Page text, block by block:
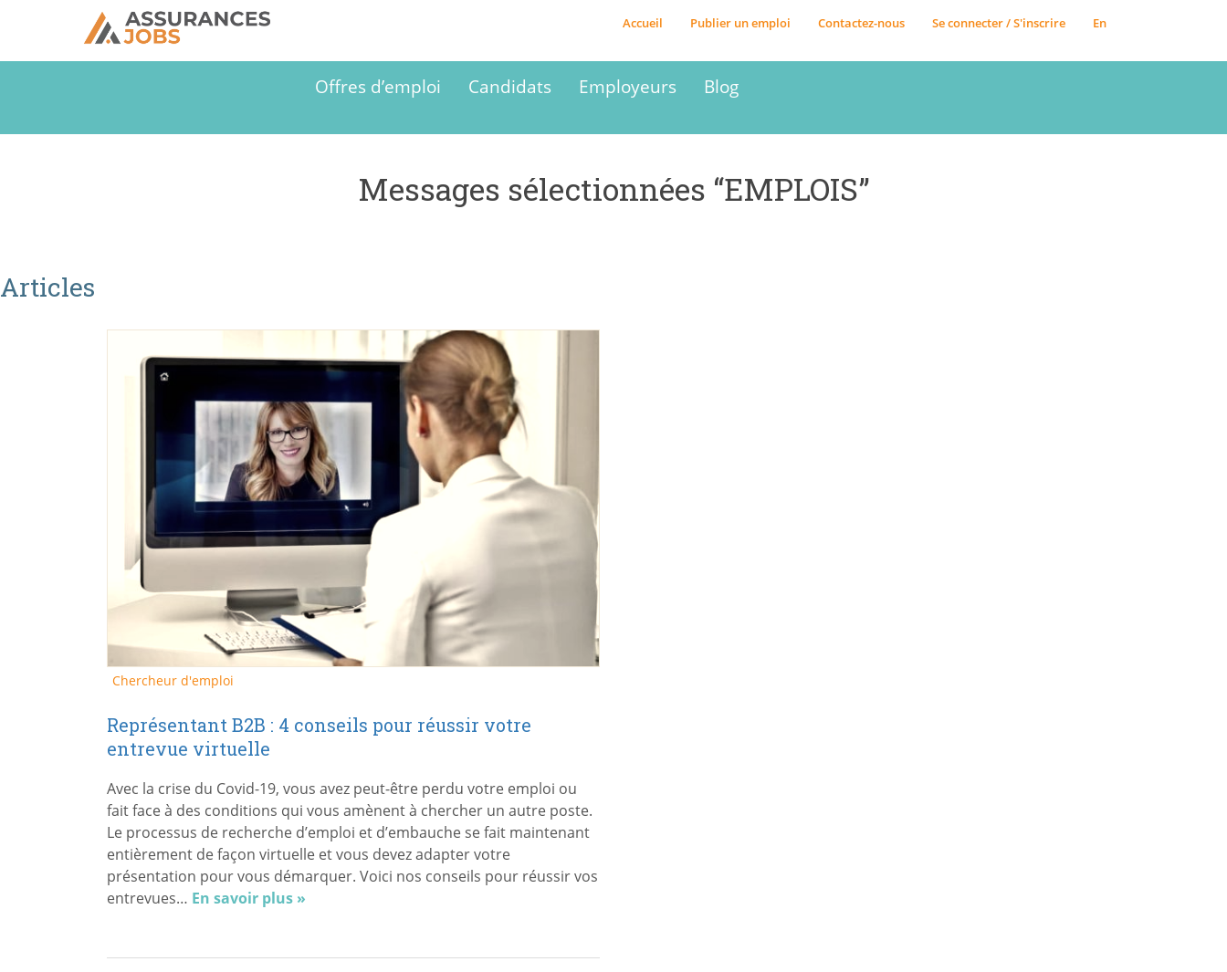
Accueil Publier un emploi Contactez-nous Se connecter / S'inscrire En
Offres d’emploi Candidats Employeurs Blog
Messages sélectionnées “EMPLOIS”
Articles
Chercheur d'emploi
Représentant B2B : 4 conseils pour réussir votre
entrevue virtuelle
Avec la crise du Covid-19, vous avez peut-être perdu votre emploi ou
fait face à des conditions qui vous amènent à chercher un autre poste.
Le processus de recherche d’emploi et d’embauche se fait maintenant
entièrement de façon virtuelle et vous devez adapter votre
présentation pour vous démarquer. Voici nos conseils pour réussir vos
entrevues… En savoir plus »